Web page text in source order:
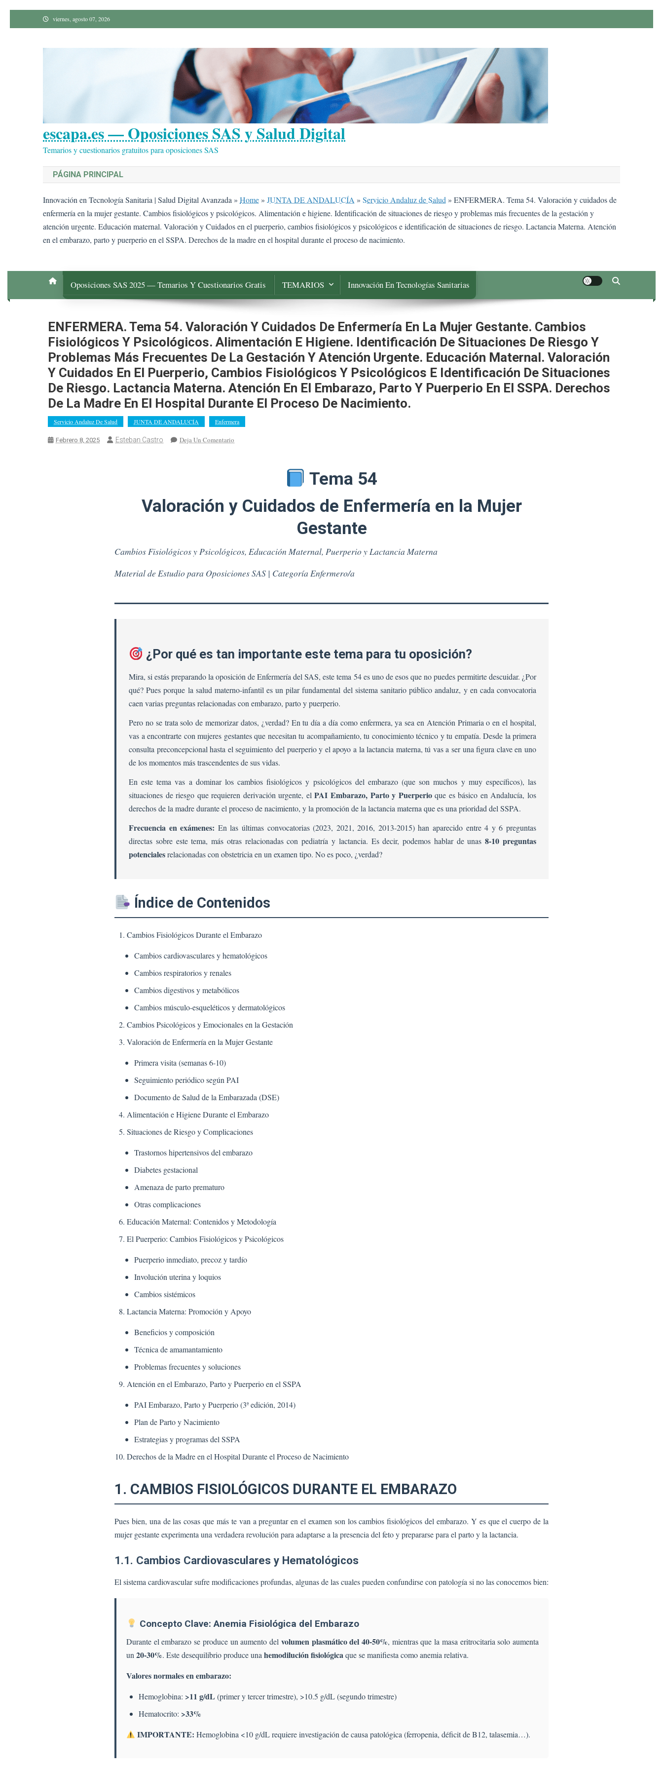
al
viernes, agosto 07, 2026
escapa.es — Oposiciones SAS y Salud Digital
Temarios y cuestionarios gratuitos para oposiciones SAS
PÁGINA PRINCIPAL
Innovación en Tecnología Sanitaria | Salud Digital Avanzada » Home » JUNTA DE ANDALUCÍA » Servicio Andaluz de Salud » ENFERMERA. Tema 54. Valoración y cuidados de
enfermería en la mujer gestante. Cambios fisiológicos y psicológicos. Alimentación e higiene. Identificación de situaciones de riesgo y problemas más frecuentes de la gestación y
atención urgente. Educación maternal. Valoración y Cuidados en el puerperio, cambios fisiológicos y psicológicos e identificación de situaciones de riesgo. Lactancia Materna. Atención
en el embarazo, parto y puerperio en el SSPA. Derechos de la madre en el hospital durante el proceso de nacimiento.
Oposiciones SAS 2025 — Temarios Y Cuestionarios Gratis TEMARIOS Innovación En Tecnologías Sanitarias
ENFERMERA. Tema 54. Valoración Y Cuidados De Enfermería En La Mujer Gestante. Cambios
Fisiológicos Y Psicológicos. Alimentación E Higiene. Identificación De Situaciones De Riesgo Y
Problemas Más Frecuentes De La Gestación Y Atención Urgente. Educación Maternal. Valoración
Y Cuidados En El Puerperio, Cambios Fisiológicos Y Psicológicos E Identificación De Situaciones
De Riesgo. Lactancia Materna. Atención En El Embarazo, Parto Y Puerperio En El SSPA. Derechos
De La Madre En El Hospital Durante El Proceso De Nacimiento.
Servicio Andaluz De Salud JUNTA DE ANDALUCÍA Enfermera
Febrero 8, 2025 Esteban Castro Deja Un Comentario
Cuidados
De
Mujer
Gestante.
Y
Identificación
Situaciones
De
Problemas
Más
Frecuentes
De
La
Y
Atención
Urgente.
Maternal.
Valoración
Y
Puerperio,
Cambios
Fisiológicos
Psicológicos
Identificación
De
Riesgo.
Materna.
En
Parto
Puerperio
En
SSPA.
De
Durante
Proceso
Nacimiento.
Tema 54
Valoración y Cuidados de Enfermería en la Mujer
Gestante
Cambios Fisiológicos y Psicológicos, Educación Maternal, Puerperio y Lactancia Materna
Material de Estudio para Oposiciones SAS | Categoría Enfermero/a
¿Por qué es tan importante este tema para tu oposición?
Mira, si estás preparando la oposición de Enfermería del SAS, este tema 54 es uno de esos que no puedes permitirte descuidar. ¿Por
qué? Pues porque la salud materno-infantil es un pilar fundamental del sistema sanitario público andaluz, y en cada convocatoria
caen varias preguntas relacionadas con embarazo, parto y puerperio.
Pero no se trata solo de memorizar datos, ¿verdad? En tu día a día como enfermera, ya sea en Atención Primaria o en el hospital,
vas a encontrarte con mujeres gestantes que necesitan tu acompañamiento, tu conocimiento técnico y tu empatía. Desde la primera
consulta preconcepcional hasta el seguimiento del puerperio y el apoyo a la lactancia materna, tú vas a ser una figura clave en uno
de los momentos más trascendentes de sus vidas.
En este tema vas a dominar los cambios fisiológicos y psicológicos del embarazo (que son muchos y muy específicos), las
situaciones de riesgo que requieren derivación urgente, elPAI Embarazo, Parto y Puerperioque es básico en Andalucía, los
derechos de la madre durante el proceso de nacimiento, y la promoción de la lactancia materna que es una prioridad del SSPA.
Frecuencia en exámenes: En las últimas convocatorias (2023, 2021, 2016, 2013-2015) han aparecido entre 4 y 6 preguntas
directas sobre este tema, más otras relacionadas con pediatría y lactancia. Es decir, podemos hablar de unas8-10 preguntas
potencialesrelacionadas con obstetricia en un examen tipo. No es poco, ¿verdad?
Índice de Contenidos
Cambios Fisiológicos Durante el Embarazo
Cambios cardiovasculares y hematológicos
Cambios respiratorios y renales
Cambios digestivos y metabólicos
Cambios músculo-esqueléticos y dermatológicos
Cambios Psicológicos y Emocionales en la Gestación
Valoración de Enfermería en la Mujer Gestante
Primera visita (semanas 6-10)
Seguimiento periódico según PAI
Documento de Salud de la Embarazada (DSE)
Alimentación e Higiene Durante el Embarazo
Situaciones de Riesgo y Complicaciones
Trastornos hipertensivos del embarazo
Diabetes gestacional
Amenaza de parto prematuro
Otras complicaciones
Educación Maternal: Contenidos y Metodología
El Puerperio: Cambios Fisiológicos y Psicológicos
Puerperio inmediato, precoz y tardío
Involución uterina y loquios
Cambios sistémicos
Lactancia Materna: Promoción y Apoyo
Beneficios y composición
Técnica de amamantamiento
Problemas frecuentes y soluciones
Atención en el Embarazo, Parto y Puerperio en el SSPA
PAI Embarazo, Parto y Puerperio (3ª edición, 2014)
Plan de Parto y Nacimiento
Estrategias y programas del SSPA
Derechos de la Madre en el Hospital Durante el Proceso de Nacimiento
1. CAMBIOS FISIOLÓGICOS DURANTE EL EMBARAZO
Pues bien, una de las cosas que más te van a preguntar en el examen son los cambios fisiológicos del embarazo. Y es que el cuerpo de la
mujer gestante experimenta una verdadera revolución para adaptarse a la presencia del feto y prepararse para el parto y la lactancia.
1.1. Cambios Cardiovasculares y Hematológicos
El sistema cardiovascular sufre modificaciones profundas, algunas de las cuales pueden confundirse con patología si no las conocemos bien:
Concepto Clave: Anemia Fisiológica del Embarazo
Durante el embarazo se produce un aumento del volumen plasmático del 40-50%, mientras que la masa eritrocitaria solo aumenta
un 20-30%. Este desequilibrio produce una hemodilución fisiológicaque se manifiesta como anemia relativa.
Valores normales en embarazo:
Hemoglobina: >11 g/dL (primer y tercer trimestre), >10.5 g/dL (segundo trimestre)
Hematocrito: >33%
IMPORTANTE: Hemoglobina <10 g/dL requiere investigación de causa patológica (ferropenia, déficit de B12, talasemia…).